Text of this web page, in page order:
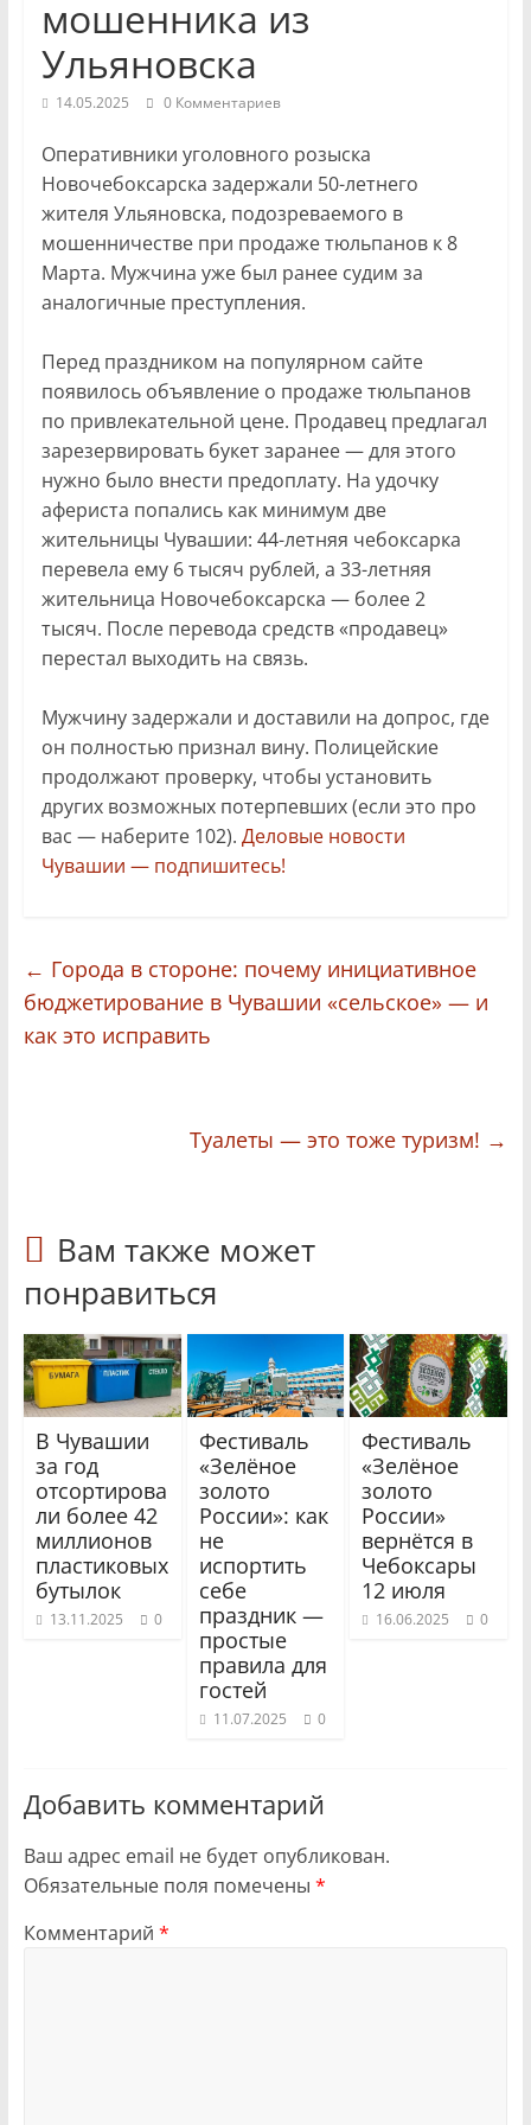
мошенника из
Ульяновска
14.05.2025 0 Комментариев
Оперативники уголовного розыска
Новочебоксарска задержали 50-летнего
жителя Ульяновска, подозреваемого в
мошенничестве при продаже тюльпанов к 8
Марта. Мужчина уже был ранее судим за
аналогичные преступления.
Перед праздником на популярном сайте
появилось объявление о продаже тюльпанов
по привлекательной цене. Продавец предлагал
зарезервировать букет заранее — для этого
нужно было внести предоплату. На удочку
афериста попались как минимум две
жительницы Чувашии: 44-летняя чебоксарка
перевела ему 6 тысяч рублей, а 33-летняя
жительница Новочебоксарска — более 2
тысяч. После перевода средств «продавец»
перестал выходить на связь.
Мужчину задержали и доставили на допрос, где
он полностью признал вину. Полицейские
продолжают проверку, чтобы установить
других возможных потерпевших (если это про
вас — наберите 102). Деловые новости
Чувашии — подпишитесь!
← Города в стороне: почему инициативное
бюджетирование в Чувашии «сельское» — и
как это исправить
Туалеты — это тоже туризм! →
Вам также может
понравиться
В Чувашии
за год
отсортирова
ли более 42
миллионов
пластиковых
бутылок
13.11.2025 0
Фестиваль
«Зелёное
золото
России»: как
не
испортить
себе
праздник —
простые
правила для
гостей
11.07.2025 0
Фестиваль
«Зелёное
золото
России»
вернётся в
Чебоксары
12 июля
16.06.2025 0
Добавить комментарий
Ваш адрес email не будет опубликован.
Обязательные поля помечены *
Комментарий *